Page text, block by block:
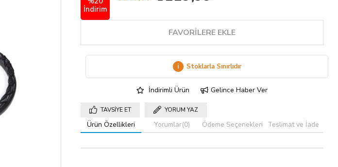
İndirim
FAVORILERE EKLE
i Stoklarla Sınırlıdır
İndirimli Ürün Gelince Haber Ver
TAVSIYE ET YORUM YAZ
Ürün Özellikleri Yorumlar(0) Ödeme Seçenekleri Teslimat ve İade